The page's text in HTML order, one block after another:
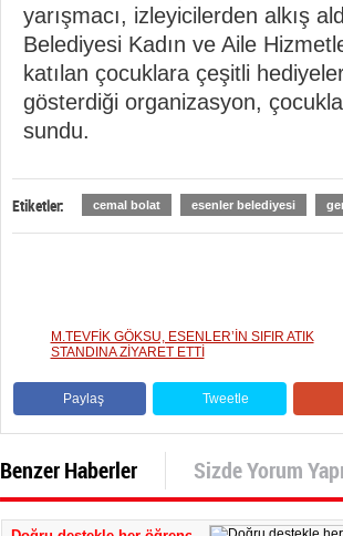
yarışmacı, izleyicilerden alkış
Belediyesi Kadın ve Aile
katılan çocuklara çeşitli
gösterdiği organizasyon,
sundu.
Etiketler: cemal bolat esenler belediyesi
M.TEVFİK GÖKSU, ESENLER’İN SIFIR ATIK
STANDINA ZİYARET ETTİ
Paylaş Tweetle
Benzer Haberler Sizde Yorum